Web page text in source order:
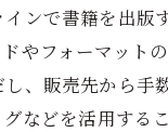
ンで書籍を出版
やフォーマット
、販売先から手
などを活用する